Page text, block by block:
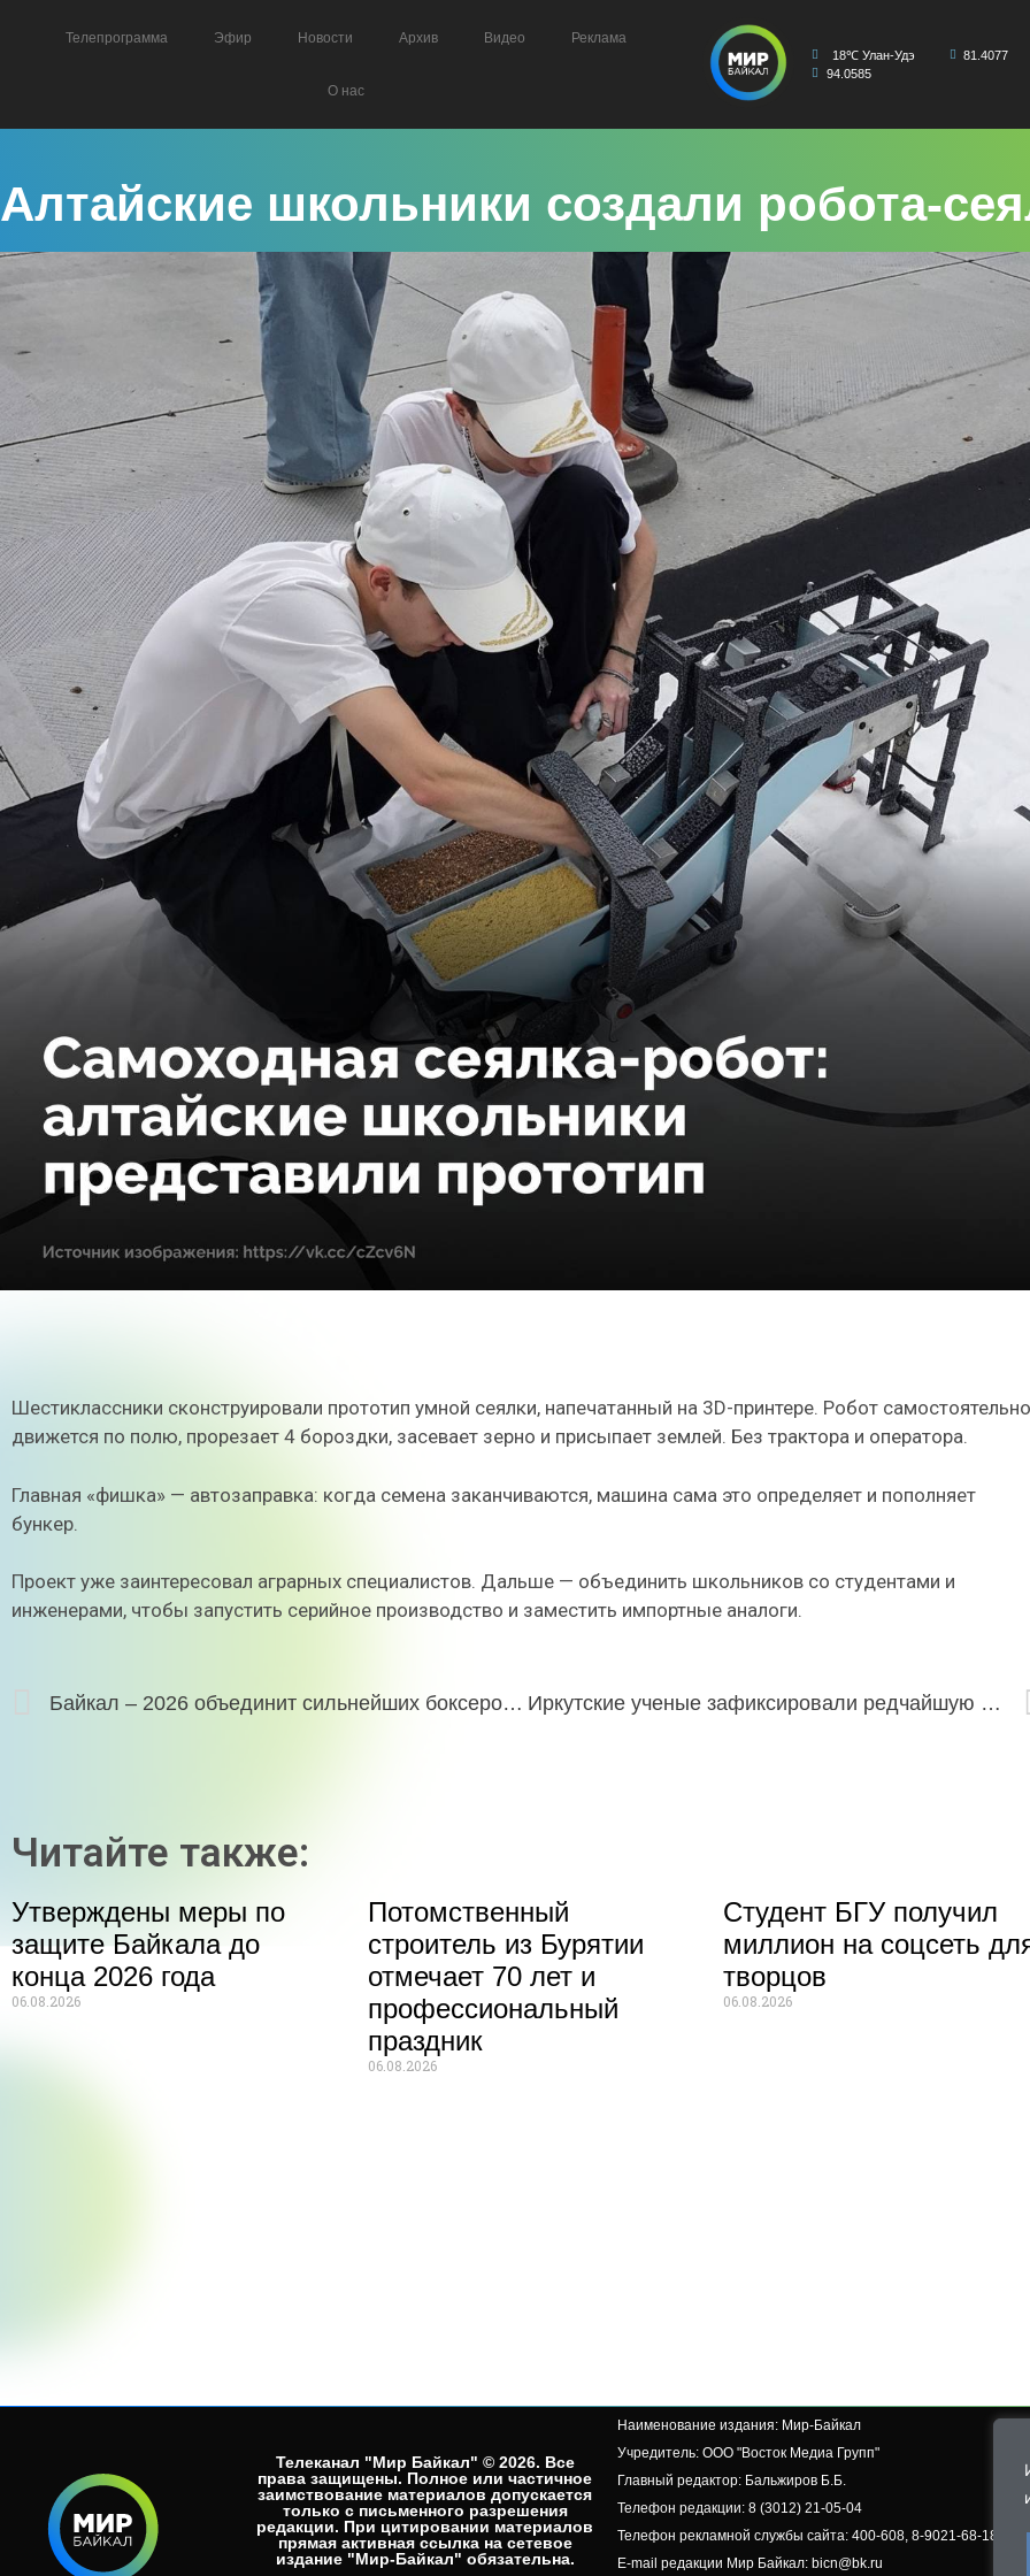
Телепрограмма Эфир Новости Архив Видео Реклама
О нас
18℃ Улан-Удэ
81.4077
94.0585
Алтайские школьники создали робота-
Шестиклассники сконструировали прототип умной сеялки, напечатанный на 3D-принтере. Робот самостоятельно
движется по полю, прорезает 4 бороздки, засевает зерно и присыпает землей. Без трактора и оператора.
Главная «фишка» — автозаправка: когда семена заканчиваются, машина сама это определяет и пополняет
бункер.
Проект уже заинтересовал аграрных специалистов. Дальше — объединить школьников со студентами и
инженерами, чтобы запустить серийное производство и заместить импортные аналоги.
Байкал – 2026 объединит сильнейших боксеров России Иркутские ученые зафиксировали редчайшую микровспышку на Солнце
Читайте также:
Утверждены меры по
защите Байкала до
конца 2026 года
06.08.2026
Потомственный
строитель из Бурятии
отмечает 70 лет и
профессиональный
праздник
06.08.2026
Студент БГУ получил
миллион на соцсеть
творцов
06.08.2026
Телеканал "Мир Байкал" © 2026. Все
права защищены. Полное или частичное
заимствование материалов допускается
только с письменного разрешения
редакции. При цитировании материалов
прямая активная ссылка на сетевое
издание "Мир-Байкал" обязательна.​
Наименование издания: Мир-Байкал
Учредитель: ООО "Восток Медиа Групп"
Главный редактор: Бальжиров Б.Б.
Телефон редакции: 8 (3012) 21-05-04
Телефон рекламной службы сайта: 400-608, 8-9021-68-18-50,
E-mail редакции Мир Байкал: bicn@bk.ru